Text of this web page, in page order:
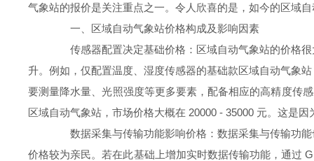
气象站的报价是关注重点之一。令人欣喜的是，如今的区域
一、区域自动气象站价格构成及影响因素
传感器配置决定基础价格：区域自动气象站的价格很
升。例如，仅配置温度、湿度传感器的基础款区域自动气象
要测量降水量、光照强度等更多要素，配备相应的高精度传
区域自动气象站，市场价格大概在 20000 - 35000 元。这是
数据采集与传输功能影响价格：数据采集与传输功能
价格较为亲民。若在此基础上增加实时数据传输功能，通过